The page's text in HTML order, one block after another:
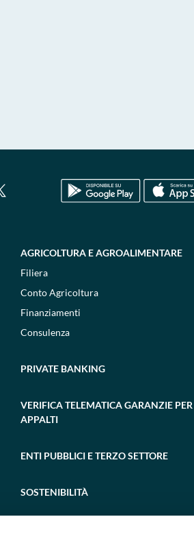
AGRICOLTURA E AGROALIMENTARE
Filiera
Conto Agricoltura
Finanziamenti
Consulenza
PRIVATE BANKING
VERIFICA TELEMATICA GARANZIE PER
APPALTI
ENTI PUBBLICI E TERZO SETTORE
SOSTENIBILITÀ